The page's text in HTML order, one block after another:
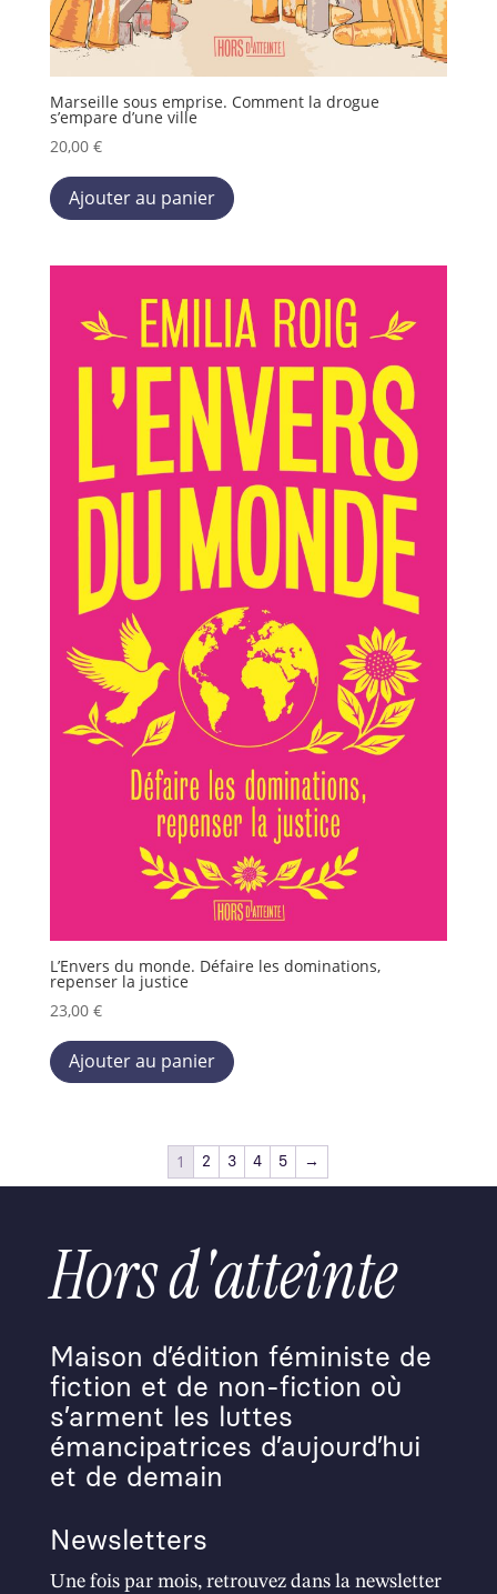
Marseille sous emprise. Comment la drogue
s’empare d’une ville
20,00 €
Ajouter au panier
produit
Les
options
peuvent
être
choisies
sur
la
page
du
L’Envers du monde. Défaire les dominations,
repenser la justice
23,00 €
Ajouter au panier
produit
Les
options
choisies
sur
du
produit
1 2 3 4 5 →
Hors d'atteinte
Maison d’édition féministe de
fiction et de non-fiction où
s’arment les luttes
émancipatrices d’aujourd’hui
et de demain
Newsletters
Une fois par mois, retrouvez dans la newsletter